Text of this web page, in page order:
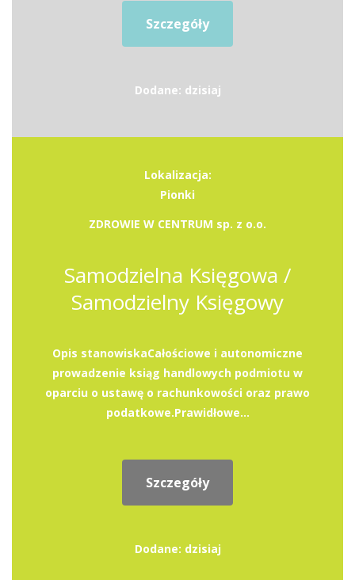
Szczegóły
Dodane: dzisiaj
Lokalizacja:
Pionki
ZDROWIE W CENTRUM sp. z o.o.
Samodzielna Księgowa /
Samodzielny Księgowy
Opis stanowiskaCałościowe i autonomiczne
prowadzenie ksiąg handlowych podmiotu w
oparciu o ustawę o rachunkowości oraz prawo
podatkowe.Prawidłowe...
Szczegóły
Dodane: dzisiaj